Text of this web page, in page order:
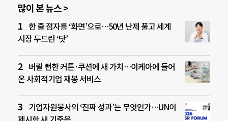
많이 본 뉴스 >
한 줄 점자를 ‘화면’으로…50년 난제 풀고 세계
시장 두드린 ‘닷’
버릴 뻔한 커튼·쿠션에 새 가치…이케아에 들어
온 사회적기업 재봉 서비스
기업자원봉사의 ‘진짜 성과’는 무엇인가…UN이